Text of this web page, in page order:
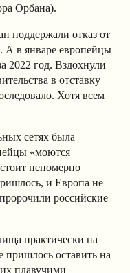
Орбана).
поддержали отказ от
А в январе европейцы
2022 год. Вздохнули
в отставку
Хотя всем
сетях была
«моются
непомерно
и Европа не
российские
практически на
пришлось оставить на
их плавучими